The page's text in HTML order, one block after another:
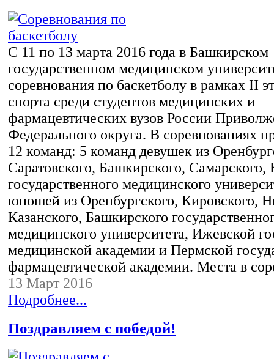
С 11 по 13 марта 2016 года в Башкирском
государственном медицинском
соревнования по баскетболу в рамках II
спорта среди студентов медицинских и
фармацевтических вузов России
Федерального округа. В соревнованиях
12 команд: 5 команд девушек из
Саратовского, Башкирского, Самарского,
государственного медицинского
юношей из Оренбургского, Кировского,
Казанского, Башкирского
медицинского университета, Ижевской
медицинской академии и Пермской
фармацевтической академии. Места в
13 Март 2016
Подробнее...
Поздравляем с победой!